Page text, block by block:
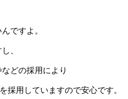
ですよ。
、
どの採用により
採用していますので安心です。